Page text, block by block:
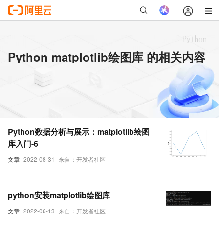
Python matplotlib绘图库 的相关内容
文章 2022-08-31 来自：开发者社区
Python数据分析与展示：matplotlib绘图
库入门-6
文章 2022-06-13 来自：开发者社区
python安装matplotlib绘图库